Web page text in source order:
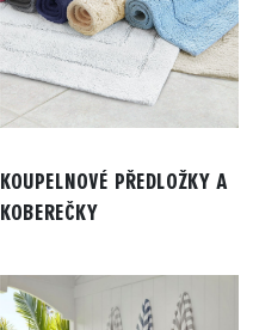
KOUPELNOVÉ PŘEDLOŽKY A
KOBEREČKY